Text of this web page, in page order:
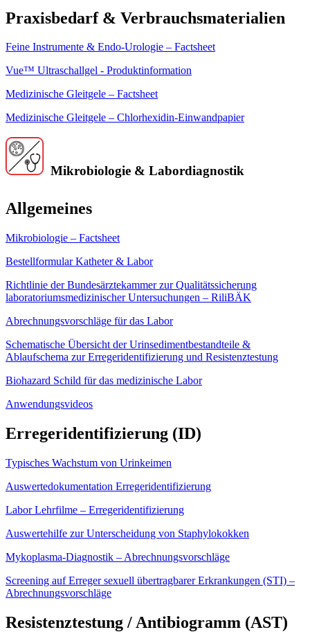
Praxisbedarf & Verbrauchsmaterialien
Feine Instrumente & Endo-Urologie – Factsheet
Vue™ Ultraschallgel - Produktinformation
Medizinische Gleitgele – Factsheet
Medizinische Gleitgele – Chlorhexidin-Einwandpapier
Mikrobiologie & Labordiagnostik
Allgemeines
Mikrobiologie – Factsheet
Bestellformular Katheter & Labor
Richtlinie der Bundesärztekammer zur Qualitätssicherung
laboratoriumsmedizinischer Untersuchungen – RiliBÄK
Abrechnungsvorschläge für das Labor
Schematische Übersicht der Urinsedimentbestandteile &
Ablaufschema zur Erregeridentifizierung und Resistenztestung
Biohazard Schild für das medizinische Labor
Anwendungsvideos
Erregeridentifizierung (ID)
Typisches Wachstum von Urinkeimen
Auswertedokumentation Erregeridentifizierung
Labor Lehrfilme – Erregeridentifizierung
Auswertehilfe zur Unterscheidung von Staphylokokken
Mykoplasma-Diagnostik – Abrechnungsvorschläge
Screening auf Erreger sexuell übertragbarer Erkrankungen (STI) –
Abrechnungsvorschläge
Resistenztestung / Antibiogramm (AST)